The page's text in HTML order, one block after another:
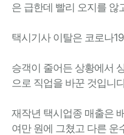
은 급한데 빨리 오지를 않
택시기사 이탈은 코로나
승객이 줄어든 상황에서
으로 직업을 바꾼 것입니
재작년 택시업종 매출은
여만 원에 그쳤고 다른 운